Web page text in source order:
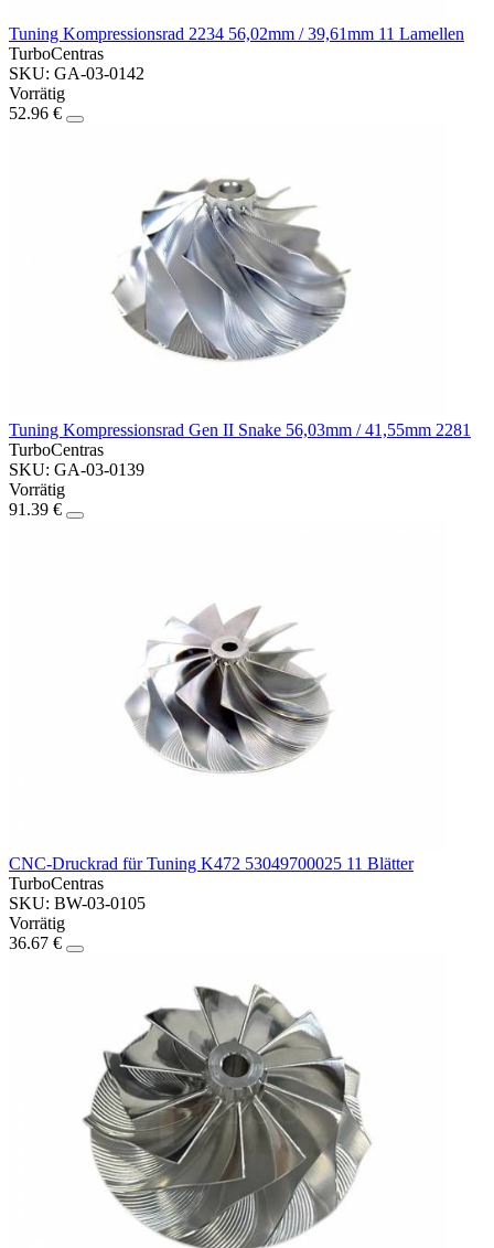
Tuning Kompressionsrad 2234 56,02mm / 39,61mm 11 Lamellen
TurboCentras
SKU: GA-03-0142
Vorrätig
52.96 €
Tuning Kompressionsrad Gen II Snake 56,03mm / 41,55mm 2281
TurboCentras
SKU: GA-03-0139
Vorrätig
91.39 €
CNC-Druckrad für Tuning K472 53049700025 11 Blätter
TurboCentras
SKU: BW-03-0105
Vorrätig
36.67 €